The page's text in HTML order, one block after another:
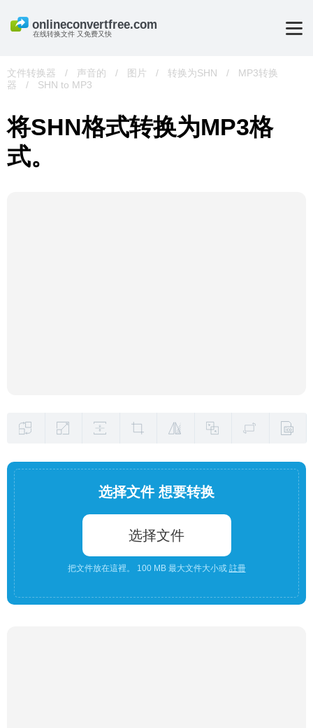
在线转换文件 又免费又快
文件转换器 / 声音的 / 图片 / 转换为SHN /
MP3转换
器
/ SHN to MP3
将SHN格式转换为MP3格
式。
选择文件 想要转换
选择文件
把文件放在這裡。 100 MB 最大文件大小或 註冊